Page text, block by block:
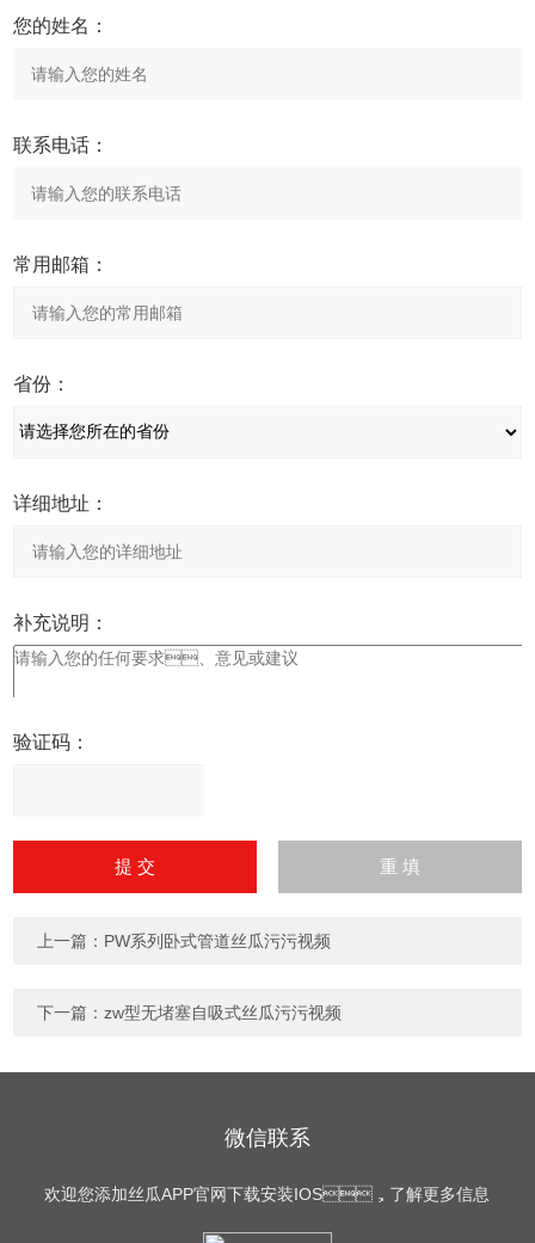
您的姓名：
联系电话：
常用邮箱：
省份：
详细地址：
补充说明：
验证码：
字），如：三加四=7
上一篇： PW系列卧式管道丝瓜污污视频
下一篇：zw型无堵塞自吸式丝瓜污污视频
微信联系
欢迎您添加丝瓜APP官网下载安装IOS，了解更多信息